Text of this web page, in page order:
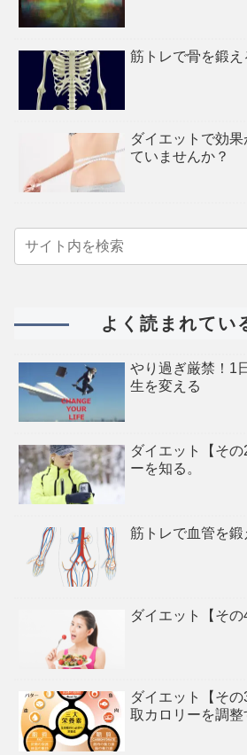
筋トレで骨を鍛え
ダイエットで効
ていませんか？
よく読まれてい
やり過ぎ厳禁！1
生を変える
ダイエット【そ
ーを知る。
筋トレで血管を鍛
ダイエット【そ
ダイエット【そ
取カロリーを調整